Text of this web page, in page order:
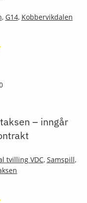
, G14, Kobbervikdalen
– inngår
tvilling VDC, Samspill,